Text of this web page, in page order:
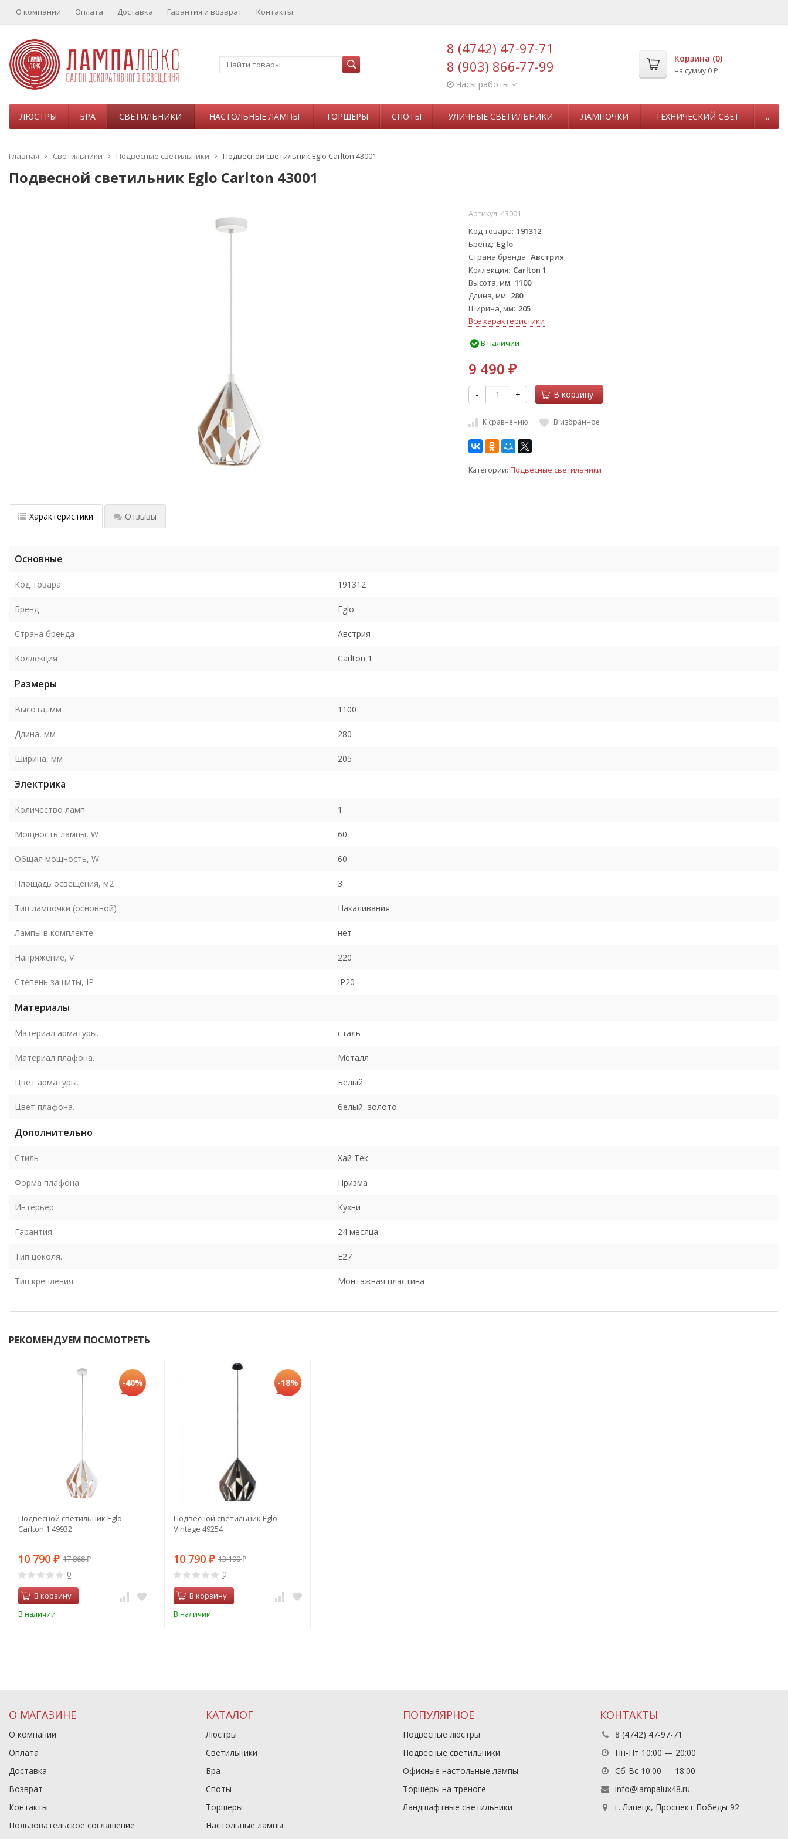
О компании Оплата Доставка Гарантия и возврат Контакты
8 (4742) 47-97-71
8 (903) 866-77-99
Часы работы
Корзина (0)
на сумму 0 ₽
ЛЮСТРЫ БРА СВЕТИЛЬНИКИ НАСТОЛЬНЫЕ ЛАМПЫ ТОРШЕРЫ СПОТЫ УЛИЧНЫЕ СВЕТИЛЬНИКИ ЛАМПОЧКИ ТЕХНИЧЕСКИЙ СВЕТ ...
Главная Светильники Подвесные светильники Подвесной светильник Eglo Carlton 43001
Подвесной светильник Eglo Carlton 43001
Артикул: 43001
Код товара 191312
Бренд Eglo
Страна бренда Австрия
Коллекция Carlton 1
Высота, мм 1100
Длина, мм 280
Ширина, мм 205
Все характеристики
В наличии
9 490 ₽
- + В корзину
К сравнению В избранное
Категории: Подвесные светильники
Характеристики Отзывы
Основные
Код товара 191312
Бренд Eglo
Страна бренда Австрия
Коллекция Carlton 1
Размеры
Высота, мм 1100
Длина, мм 280
Ширина, мм 205
Электрика
Количество ламп 1
Мощность лампы, W 60
Общая мощность, W 60
Площадь освещения, м2 3
Тип лампочки (основной) Накаливания
Лампы в комплекте нет
Напряжение, V 220
Степень защиты, IP IP20
Материалы
Материал арматуры. cталь
Материал плафона. Металл
Цвет арматуры. Белый
Цвет плафона. белый, золото
Дополнительно
Стиль Хай Тек
Форма плафона Призма
Интерьер Кухни
Гарантия 24 месяца
Тип цоколя. E27
Тип крепления Монтажная пластина
РЕКОМЕНДУЕМ ПОСМОТРЕТЬ
-40%
Подвесной светильник Eglo
Carlton 1 49932
10 790 ₽ 17 868₽
0
В корзину
В наличии
-18%
Подвесной светильник Eglo
Vintage 49254
10 790 ₽ 13 190₽
0
В корзину
В наличии
О МАГАЗИНЕ
О компании
Оплата
Доставка
Возврат
Контакты
Пользовательское соглашение
КАТАЛОГ
Люстры
Светильники
Бра
Споты
Торшеры
Настольные лампы
ПОПУЛЯРНОЕ
Подвесные люстры
Подвесные светильники
Офисные настольные лампы
Торшеры на треноге
Ландшафтные светильники
КОНТАКТЫ
8 (4742) 47-97-71
Пн-Пт 10:00 — 20:00
Сб-Вс 10:00 — 18:00
info@lampalux48.ru
г. Липецк, Проспект Победы 92